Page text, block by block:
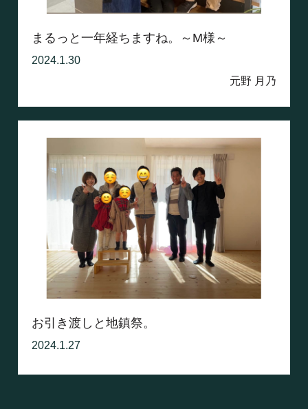
まるっと一年経ちますね。～M様～
2024.1.30
元野 月乃
お引き渡しと地鎮祭。
2024.1.27